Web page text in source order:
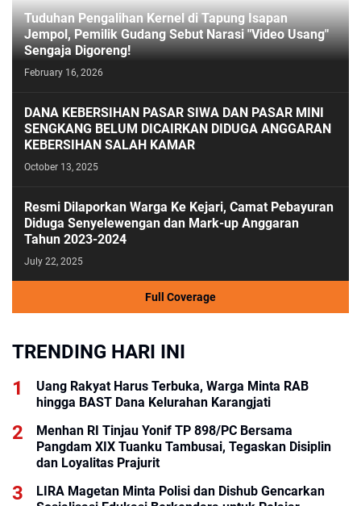
Tuduhan Pengalihan Kernel di Tapung Isapan
Jempol, Pemilik Gudang Sebut Narasi "Video Usang"
Sengaja Digoreng!
February 16, 2026
DANA KEBERSIHAN PASAR SIWA DAN PASAR MINI
SENGKANG BELUM DICAIRKAN DIDUGA ANGGARAN
KEBERSIHAN SALAH KAMAR
October 13, 2025
Resmi Dilaporkan Warga Ke Kejari, Camat Pebayuran
Diduga Senyelewengan dan Mark-up Anggaran
Tahun 2023-2024
July 22, 2025
Full Coverage
TRENDING HARI INI
Uang Rakyat Harus Terbuka, Warga Minta RAB
hingga BAST Dana Kelurahan Karangjati
Menhan RI Tinjau Yonif TP 898/PC Bersama
Pangdam XIX Tuanku Tambusai, Tegaskan Disiplin
dan Loyalitas Prajurit
LIRA Magetan Minta Polisi dan Dishub Gencarkan